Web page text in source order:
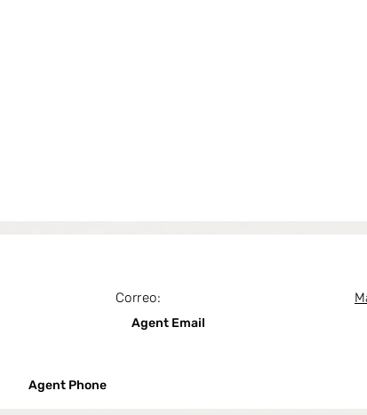
Correo:
Agent Email
Agent Phone